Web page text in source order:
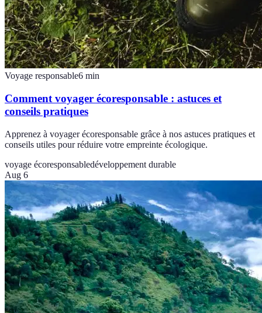
Voyage responsable6 min
Comment voyager écoresponsable : astuces et
conseils pratiques
Apprenez à voyager écoresponsable grâce à nos astuces pratiques et
conseils utiles pour réduire votre empreinte écologique.
voyage écoresponsabledéveloppement durable
Aug 6